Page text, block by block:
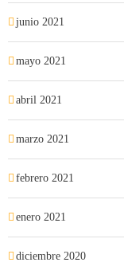
junio 2021
mayo 2021
abril 2021
marzo 2021
febrero 2021
enero 2021
diciembre 2020